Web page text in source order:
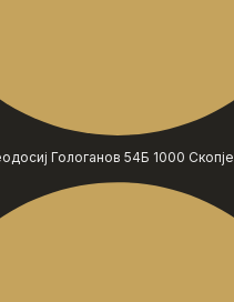
Гологанов 54Б 1000 Скопје